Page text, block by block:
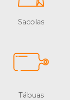
Sacolas
Tábuas